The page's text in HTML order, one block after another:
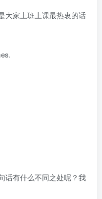
大家上班上课最热衷的话
话有什么不同之处呢？我